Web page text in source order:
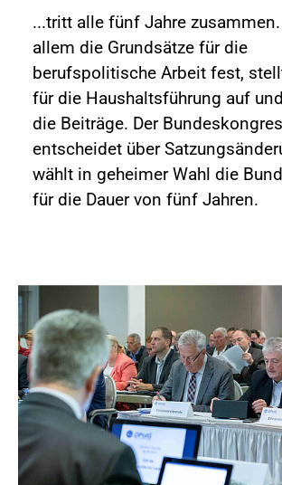
...tritt alle fünf Jahre
allem die Grundsätze für die
berufspolitische Arbeit fest,
für die Haushaltsführung auf
die Beiträge. Der
entscheidet über
wählt in geheimer Wahl die
für die Dauer von fünf Jahren.